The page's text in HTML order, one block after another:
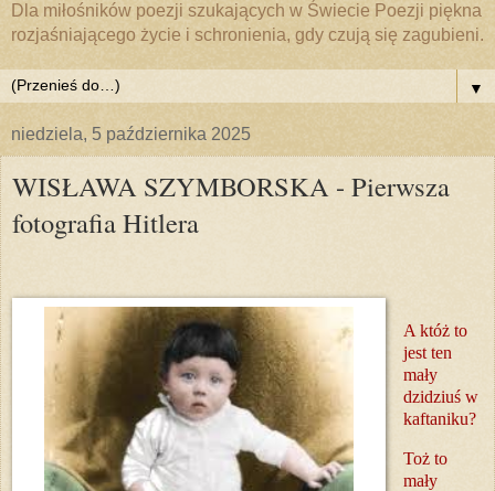
Dla miłośników poezji szukających w Świecie Poezji piękna
rozjaśniającego życie i schronienia, gdy czują się zagubieni.
▼
niedziela, 5 października 2025
WISŁAWA SZYMBORSKA - Pierwsza
fotografia Hitlera
A któż to
jest ten
mały
dzidziuś w
kaftaniku?
Toż to
mały